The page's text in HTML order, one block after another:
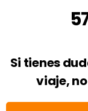
Si tienes
viaje,